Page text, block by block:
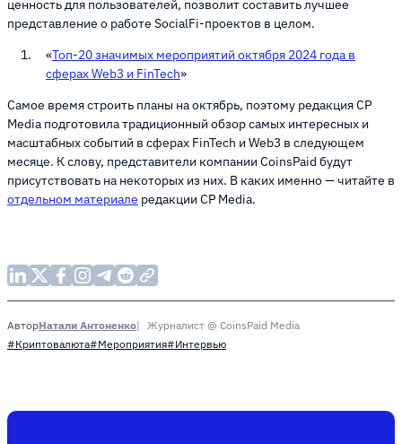
ценность для пользователей, позволит составить лучшее
представление о работе SocialFi-проектов в целом.
«Топ-20 значимых мероприятий октября 2024 года в
сферах Web3 и FinTech»
Самое время строить планы на октябрь, поэтому редакция CP
Media подготовила традиционный обзор самых интересных и
масштабных событий в сферах FinTech и Web3 в следующем
месяце. К слову, представители компании CoinsPaid будут
присутствовать на некоторых из них. В каких именно — читайте в
отдельном материале редакции CP Media.
АвторНатали Антоненко
Журналист @ CoinsPaid Media
#Криптовалюта#Мероприятия#Интервью